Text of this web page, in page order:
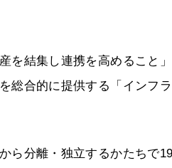
を結集し連携を高めること
総合的に提供する「インフ
ら分離・独立するかたちで